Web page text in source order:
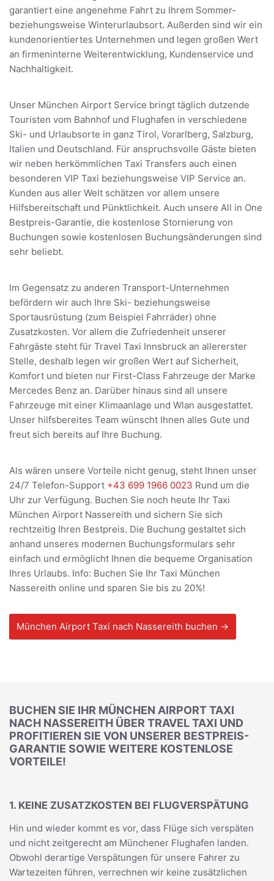
garantiert eine angenehme Fahrt zu Ihrem Sommer-
beziehungsweise Winterurlaubsort. Außerden sind wir ein
kundenorientiertes Unternehmen und legen großen Wert
an firmeninterne Weiterentwicklung, Kundenservice und
Nachhaltigkeit.
Unser München Airport Service bringt täglich dutzende
Touristen vom Bahnhof und Flughafen in verschiedene
Ski- und Urlaubsorte in ganz Tirol, Vorarlberg, Salzburg,
Italien und Deutschland. Für anspruchsvolle Gäste bieten
wir neben herkömmlichen Taxi Transfers auch einen
besonderen VIP Taxi beziehungsweise VIP Service an.
Kunden aus aller Welt schätzen vor allem unsere
Hilfsbereitschaft und Pünktlichkeit. Auch unsere All in One
Bestpreis-Garantie, die kostenlose Stornierung von
Buchungen sowie kostenlosen Buchungsänderungen sind
sehr beliebt.
Im Gegensatz zu anderen Transport-Unternehmen
befördern wir auch Ihre Ski- beziehungsweise
Sportausrüstung (zum Beispiel Fahrräder) ohne
Zusatzkosten. Vor allem die Zufriedenheit unserer
Fahrgäste steht für Travel Taxi Innsbruck an allererster
Stelle, deshalb legen wir großen Wert auf Sicherheit,
Komfort und bieten nur First-Class Fahrzeuge der Marke
Mercedes Benz an. Darüber hinaus sind all unsere
Fahrzeuge mit einer Klimaanlage und Wlan ausgestattet.
Unser hilfsbereites Team wünscht Ihnen alles Gute und
freut sich bereits auf Ihre Buchung.
Als wären unsere Vorteile nicht genug, steht Ihnen unser
24/7 Telefon-Support +43 699 1966 0023 Rund um die
Uhr zur Verfügung. Buchen Sie noch heute Ihr Taxi
München Airport Nassereith und sichern Sie sich
rechtzeitig Ihren Bestpreis. Die Buchung gestaltet sich
anhand unseres modernen Buchungsformulars sehr
einfach und ermöglicht Ihnen die bequeme Organisation
Ihres Urlaubs. Info: Buchen Sie Ihr Taxi München
Nassereith online und sparen Sie bis zu 20%!
München Airport Taxi nach Nassereith buchen →
BUCHEN SIE IHR MÜNCHEN AIRPORT TAXI
NACH NASSEREITH ÜBER TRAVEL TAXI UND
PROFITIEREN SIE VON UNSERER BESTPREIS-
GARANTIE SOWIE WEITERE KOSTENLOSE
VORTEILE!
1. KEINE ZUSATZKOSTEN BEI FLUGVERSPÄTUNG
Hin und wieder kommt es vor, dass Flüge sich verspäten
und nicht zeitgerecht am Münchener Flughafen landen.
Obwohl derartige Verspätungen für unsere Fahrer zu
Wartezeiten führen, verrechnen wir keine zusätzlichen